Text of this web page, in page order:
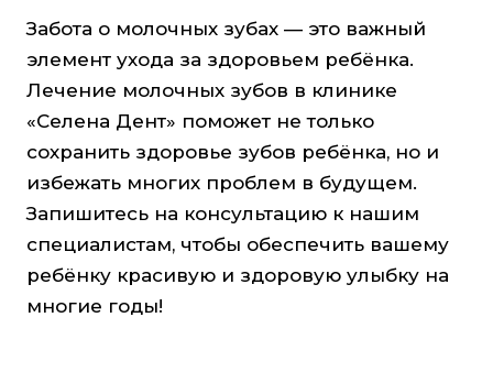
Забота о молочных зубах — это важный
элемент ухода за здоровьем ребёнка.
Лечение молочных зубов в клинике
«Селена Дент» поможет не только
сохранить здоровье зубов ребёнка, но и
избежать многих проблем в будущем.
Запишитесь на консультацию к нашим
специалистам, чтобы обеспечить вашему
ребёнку красивую и здоровую улыбку на
многие годы!